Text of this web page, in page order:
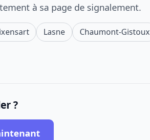
à sa page de signalement.
Lasne
Chaumont-Gistoux
?